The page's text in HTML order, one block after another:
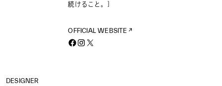
続けること。]
OFFICIAL WEBSITE
DESIGNER